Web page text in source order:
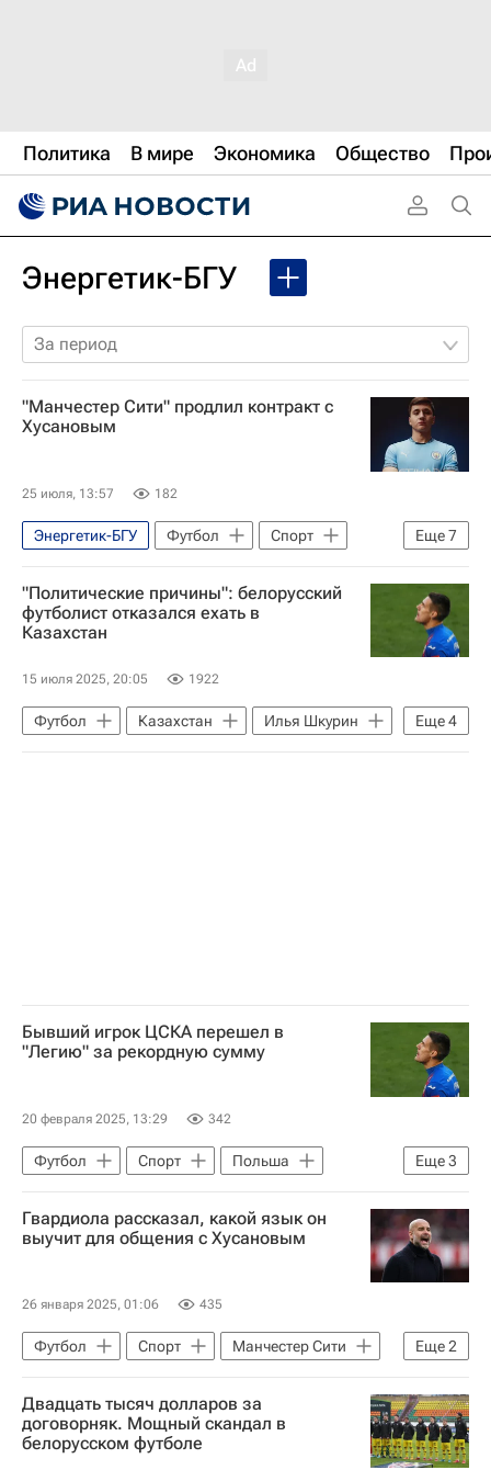
Политика В мире Экономика Общество
Энергетик-БГУ
За период
"Манчестер Сити" продлил контракт с
Хусановым
25 июля, 13:57 182
Еще7
Энергетик-БГУ Футбол
Спорт
Узбекистан
Манчестер
Абдукодир Хусанов
Энцо Мареска
Манчестер Сити
"Политические причины": белорусский
футболист отказался ехать в
Казахстан
15 июля 2025, 20:05 1922
Еще4
Футбол Казахстан
Илья Шкурин
Легия
ПФК ЦСКА
Актобе
Бывший игрок ЦСКА перешел в
"Легию" за рекордную сумму
20 февраля 2025, 13:29 342
Еще3
Футбол Спорт
Польша
Илья Шкурин
Легия ПФК ЦСКА
Гвардиола рассказал, какой язык он
выучит для общения с Хусановым
26 января 2025, 01:06 435
Еще2
Футбол Спорт
Манчестер Сити
Хосеп Гвардиола
Двадцать тысяч долларов за
договорняк. Мощный скандал в
белорусском футболе